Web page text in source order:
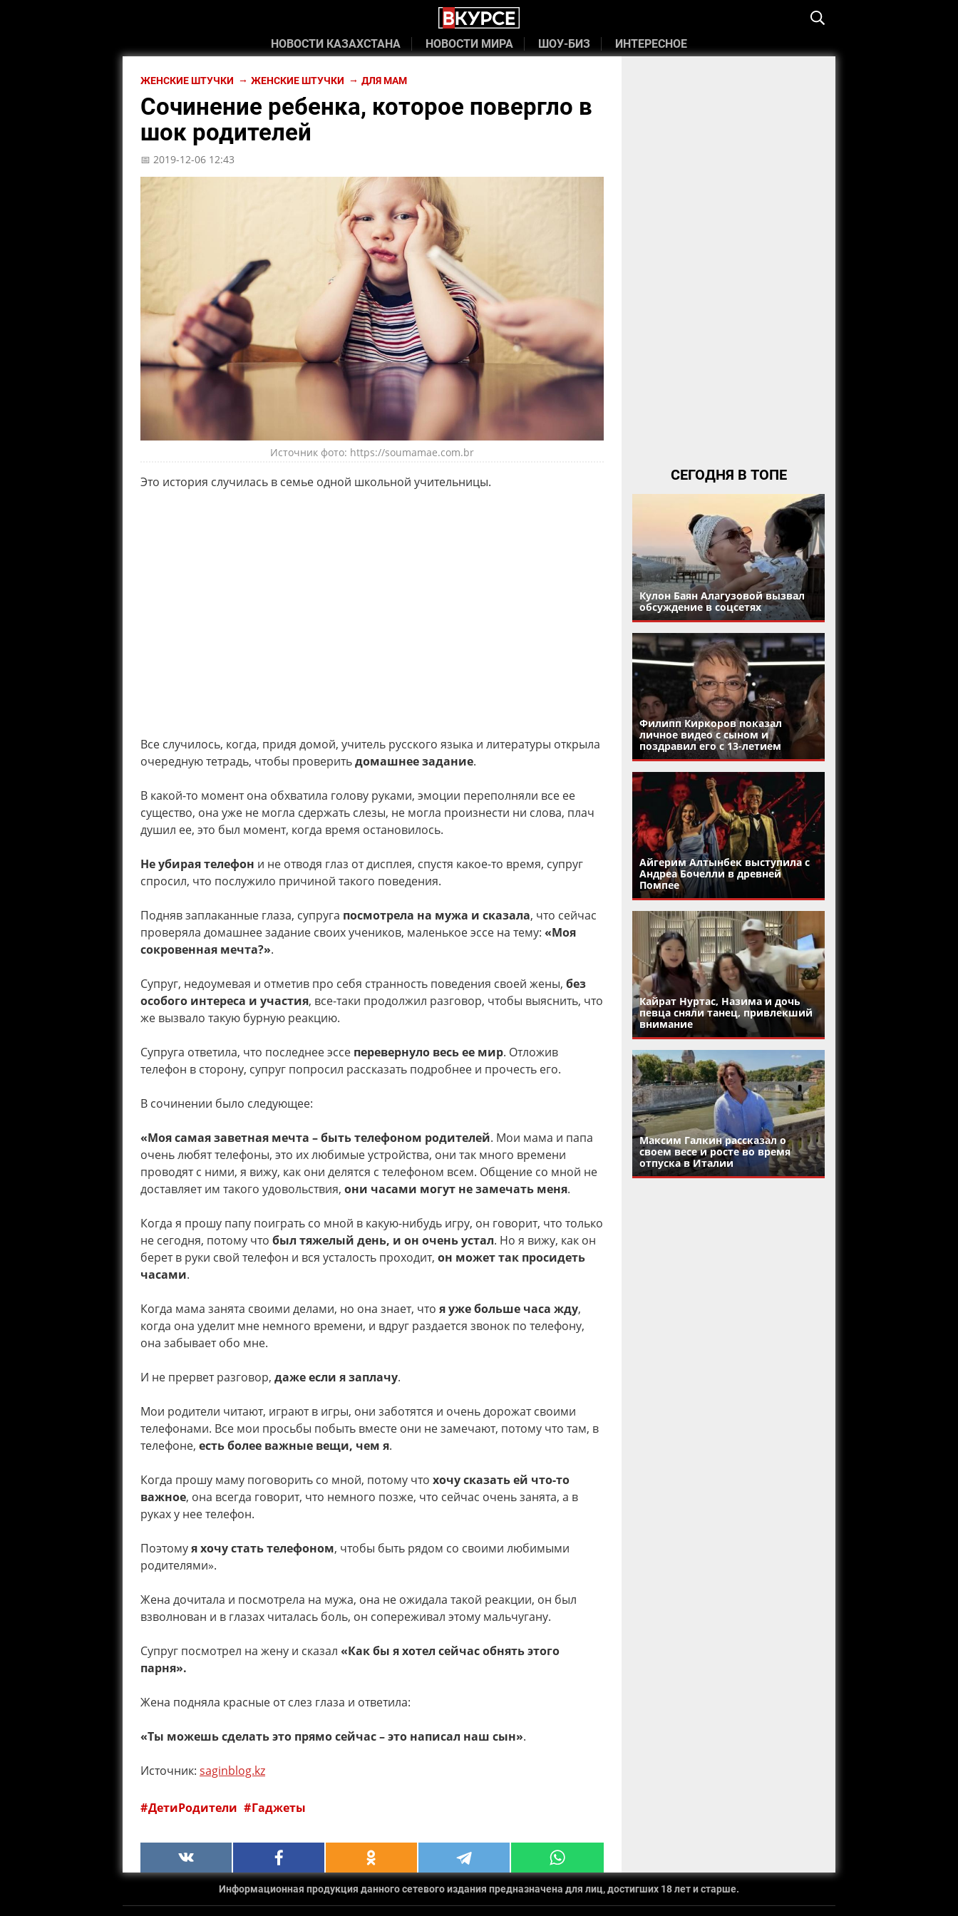
НОВОСТИ КАЗАХСТАНА НОВОСТИ МИРА ШОУ-БИЗ ИНТЕРЕСНОЕ
ЖЕНСКИЕ ШТУЧКИ ЖЕНСКИЕ ШТУЧКИ ДЛЯ МАМ
Сочинение ребенка, которое повергло в
шок родителей
📅 2019-12-06 12:43
Источник фото: https://soumamae.com.br
Это история случилась в семье одной школьной учительницы.
Все случилось, когда, придя домой, учитель русского языка и литературы открыла
очередную тетрадь, чтобы проверитьдомашнее задание.
В какой-то момент она обхватила голову руками, эмоции переполняли все ее
существо, она уже не могла сдержать слезы, не могла произнести ни слова, плач
душил ее, это был момент, когда время остановилось.
Не убирая телефон и не отводя глаз от дисплея, спустя какое-то время, супруг
спросил, что послужило причиной такого поведения.
Подняв заплаканные глаза, супруга посмотрела на мужа и сказала, что сейчас
проверяла домашнее задание своих учеников, маленькое эссе на тему: «Моя
сокровенная мечта?».
Супруг, недоумевая и отметив про себя странность поведения своей жены, без
особого интереса и участия, все-таки продолжил разговор, чтобы выяснить, что
же вызвало такую бурную реакцию.
Супруга ответила, что последнее эссе перевернуло весь ее мир. Отложив
телефон в сторону, супруг попросил рассказать подробнее и прочесть его.
В сочинении было следующее:
«Моя самая заветная мечта – быть телефоном родителей. Мои мама и папа
очень любят телефоны, это их любимые устройства, они так много времени
проводят с ними, я вижу, как они делятся с телефоном всем. Общение со мной не
доставляет им такого удовольствия, они часами могут не замечать меня.
Когда я прошу папу поиграть со мной в какую-нибудь игру, он говорит, что только
не сегодня, потому что был тяжелый день, и он очень устал. Но я вижу, как он
берет в руки свой телефон и вся усталость проходит, он может так просидеть
часами.
Когда мама занята своими делами, но она знает, что я уже больше часа жду,
когда она уделит мне немного времени, и вдруг раздается звонок по телефону,
она забывает обо мне.
И не прервет разговор, даже если я заплачу.
Мои родители читают, играют в игры, они заботятся и очень дорожат своими
телефонами. Все мои просьбы побыть вместе они не замечают, потому что там, в
телефоне, есть более важные вещи, чем я.
Когда прошу маму поговорить со мной, потому что хочу сказать ей что-то
важное, она всегда говорит, что немного позже, что сейчас очень занята, а в
руках у нее телефон.
Поэтомуя хочу стать телефоном, чтобы быть рядом со своими любимыми
родителями».
Жена дочитала и посмотрела на мужа, она не ожидала такой реакции, он был
взволнован и в глазах читалась боль, он сопереживал этому мальчугану.
Супруг посмотрел на жену и сказал «Как бы я хотел сейчас обнять этого
парня».
Жена подняла красные от слез глаза и ответила:
«Ты можешь сделать это прямо сейчас – это написал наш сын».
Источник: saginblog.kz
ДетиРодители Гаджеты
СЕГОДНЯ В ТОПЕ
Кулон Баян Алагузовой вызвал
обсуждение в соцсетях
Филипп Киркоров показал
личное видео с сыном и
поздравил его с 13-летием
Айгерим Алтынбек выступила с
Андреа Бочелли в древней
Помпее
Кайрат Нуртас, Назима и дочь
певца сняли танец, привлекший
внимание
Максим Галкин рассказал о
своем весе и росте во время
отпуска в Италии
Информационная продукция данного сетевого издания предназначена для лиц, достигших 18 лет и старше.